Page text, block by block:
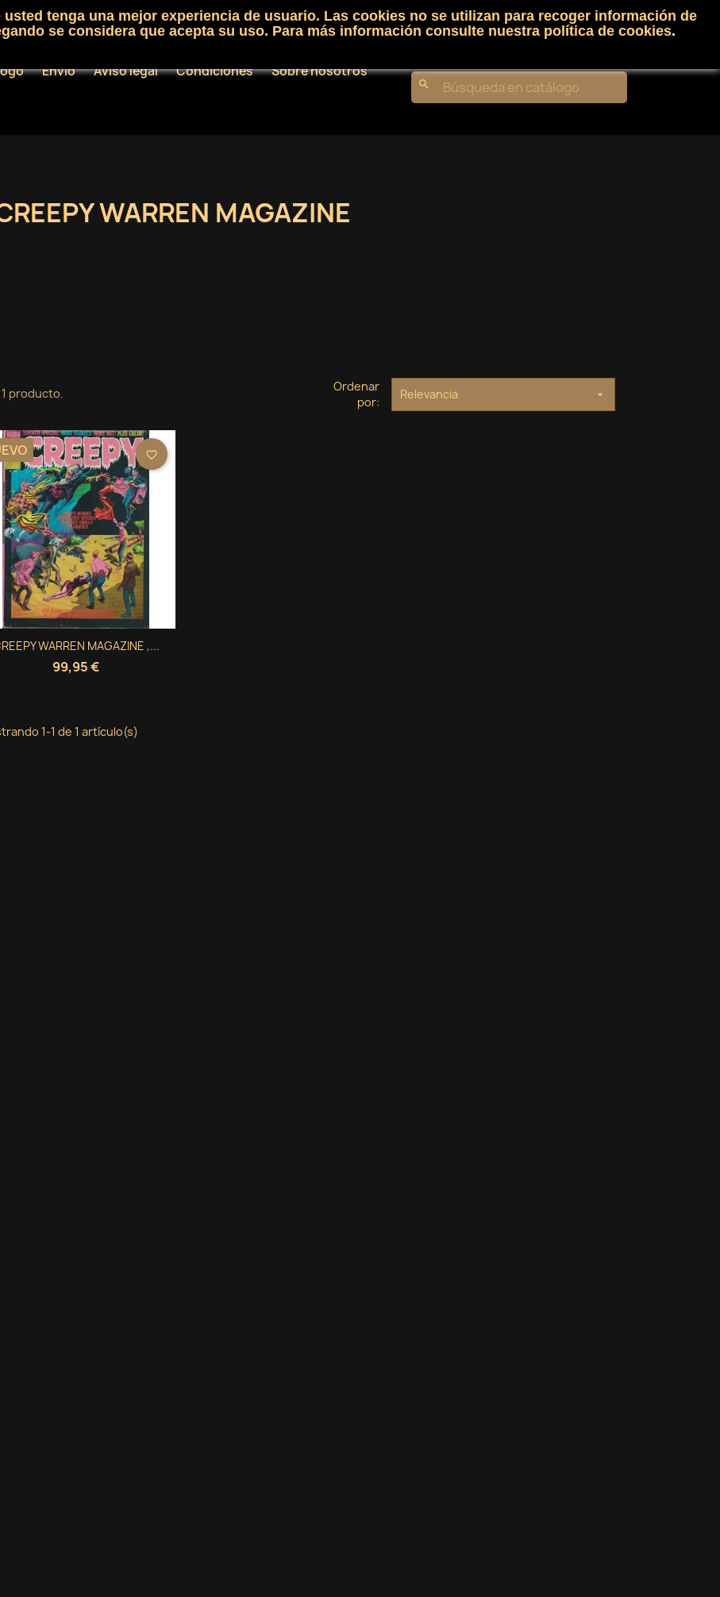
Iniciar sesión shopping_cartCarrito(0)
Envío Aviso legal Condiciones
Sobre nosotros
search
WARREN MAGAZINE
1 producto.
Ordenar
por:
Relevancia 
WARREN MAGAZINE ,...
99,95 €
Vista rápida
favorite_border
1-1 de 1 artículo(s)
tenga una mejor experiencia de usuario. Las cookies no se utilizan para recoger información de
se considera que acepta su uso. Para más información consulte nuestra política de cookies.